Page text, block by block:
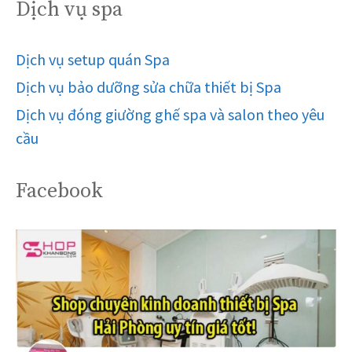
Dịch vụ spa
Dịch vụ setup quán Spa
Dịch vụ bảo dưỡng sửa chữa thiết bị Spa
Dịch vụ đóng giường ghế spa và salon theo yêu
cầu
Facebook